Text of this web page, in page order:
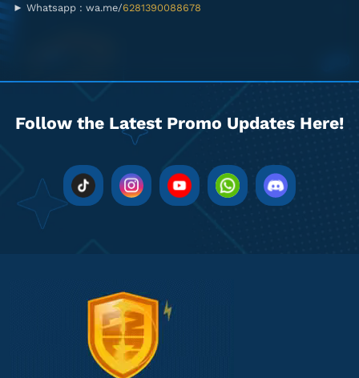
► Whatsapp : wa.me/6281390088678
Follow the Latest Promo Updates Here!